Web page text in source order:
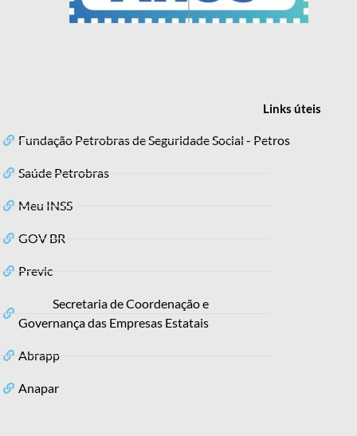
Linksúteis
Fundação Petrobras de Seguridade Social - Petros
Saúde Petrobras
Meu INSS
GOV BR
Previc
Secretaria de Coordenação e
Governança das Empresas Estatais
Abrapp
Anapar